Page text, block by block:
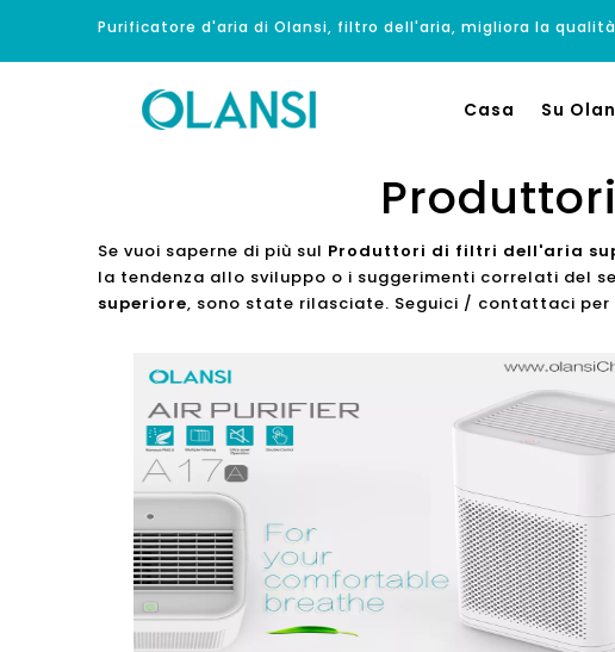
Purificatore d'aria di Olansi, filtro dell'aria, migliora la
Casa Su
Se vuoi saperne di più sul Produttori di filtri dell'aria
la tendenza allo sviluppo o i suggerimenti correlati del
superiore, sono state rilasciate. Seguici / contattaci